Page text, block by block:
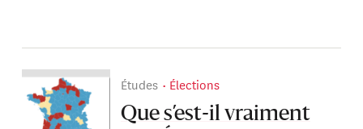
Études Élections
Que s’est-il vraiment